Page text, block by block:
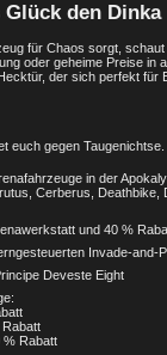
den Dinka
für Chaos sorgt,
oder geheime Preise
der sich perfekt
euch gegen Taugenichtse.
in der
Cerberus,
und 40 %
Invade-and-
Deveste Eight
Rabatt
% Rabatt